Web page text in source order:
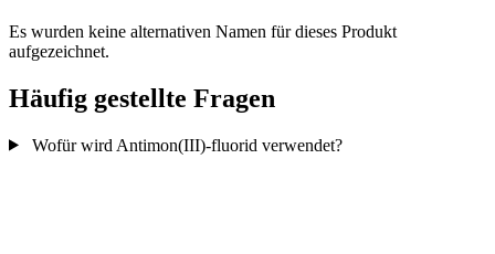
Es wurden keine alternativen Namen für dieses Produkt
aufgezeichnet.
Häufig gestellte Fragen
Wofür wird Antimon(III)-fluorid verwendet?